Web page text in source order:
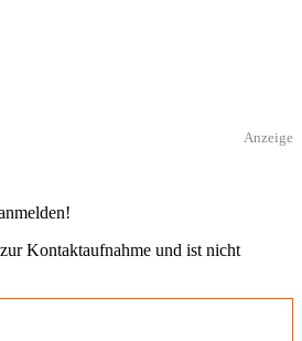
Anzeige
Kontaktaufnahme und ist nicht